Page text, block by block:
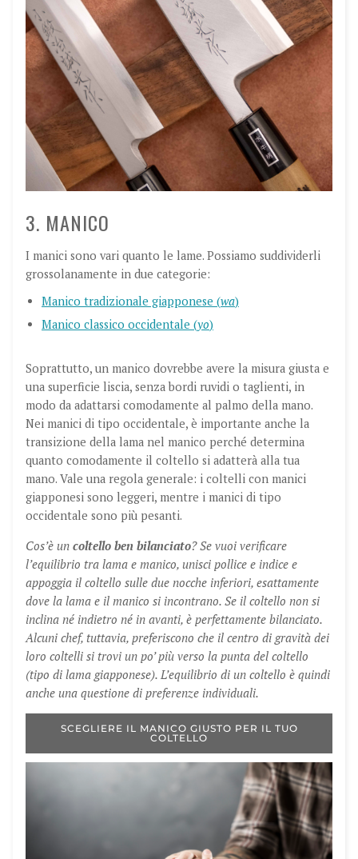
3. MANICO
I manici sono vari quanto le lame. Possiamo suddividerli
grossolanamente in due categorie:
Manico tradizionale giapponese (wa)
Manico classico occidentale (yo)
Soprattutto, un manico dovrebbe avere la misura giusta e
una superficie liscia, senza bordi ruvidi o taglienti, in
modo da adattarsi comodamente al palmo della mano.
Nei manici di tipo occidentale, è importante anche la
transizione della lama nel manico perché determina
quanto comodamente il coltello si adatterà alla tua
mano. Vale una regola generale: i coltelli con manici
giapponesi sono leggeri, mentre i manici di tipo
occidentale sono più pesanti.
Cos’è un coltello ben bilanciato? Se vuoi verificare
l’equilibrio tra lama e manico, unisci pollice e indice e
appoggia il coltello sulle due nocche inferiori, esattamente
dove la lama e il manico si incontrano. Se il coltello non si
inclina né indietro né in avanti, è perfettamente bilanciato.
Alcuni chef, tuttavia, preferiscono che il centro di gravità dei
loro coltelli si trovi un po’ più verso la punta del coltello
(tipo di lama giapponese). L’equilibrio di un coltello è quindi
anche una questione di preferenze individuali.
SCEGLIERE IL MANICO GIUSTO PER IL TUO
COLTELLO